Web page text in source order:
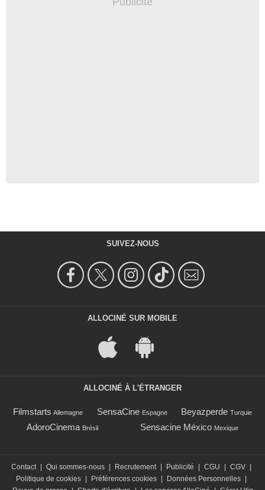
SUIVEZ-NOUS
ALLOCINÉ SUR MOBILE
ALLOCINÉ À L'ÉTRANGER
Filmstarts Allemagne SensaCine Espagne Beyazperde Turquie
AdoroCinema Brésil Sensacine México Mexique
Contact Qui sommes-nous Recrutement Publicité CGU CGV
Politique de cookies
Préférences cookies Données Personnelles